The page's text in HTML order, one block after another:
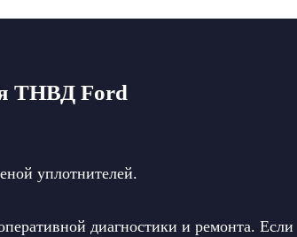
ТНВД Ford
уплотнителей.
диагностики и ремонта. Если